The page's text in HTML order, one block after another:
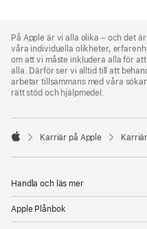
Footer
På Apple är vi alla olika – och det
våra individuella olikheter,
om att vi måste inkludera alla för
alla. Därför ser vi alltid till att
arbetar tillsammans med våra
rätt stöd och hjälpmedel.

Karriär på Apple
Handla och läs mer
Apple Plånbok